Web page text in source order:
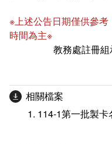
※上述公告日期僅供參
時間為主※
教務處註冊
相關檔案
114-1第一批製卡